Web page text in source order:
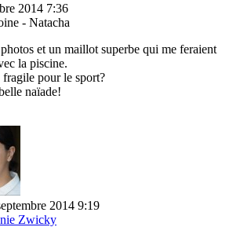
2014 7:36
- Natacha
et un maillot superbe qui me feraient
la piscine.
fragile pour le sport?
naïade!
2014 9:19
Zwicky